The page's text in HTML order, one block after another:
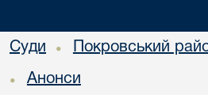
Суди • Покровський
• Анонси